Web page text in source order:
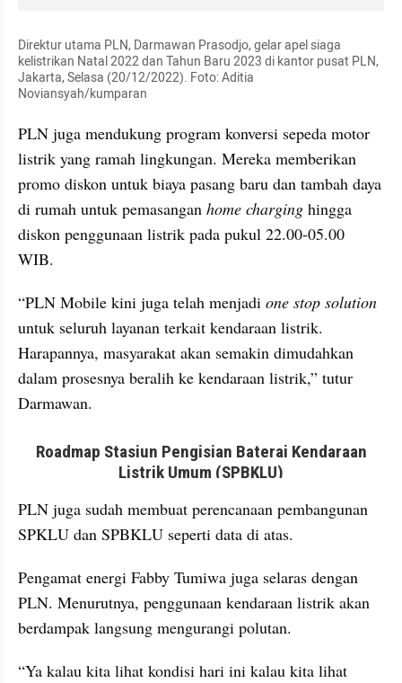
Direktur utama PLN, Darmawan Prasodjo, gelar apel siaga
kelistrikan Natal 2022 dan Tahun Baru 2023 di kantor pusat PLN,
Jakarta, Selasa (20/12/2022). Foto: Aditia
Noviansyah/kumparan
PLN juga mendukung program konversi sepeda motor
listrik yang ramah lingkungan. Mereka memberikan
promo diskon untuk biaya pasang baru dan tambah daya
di rumah untuk pemasangan home charging hingga
diskon penggunaan listrik pada pukul 22.00-05.00
WIB.
“PLN Mobile kini juga telah menjadi one stop solution
untuk seluruh layanan terkait kendaraan listrik.
Harapannya, masyarakat akan semakin dimudahkan
dalam prosesnya beralih ke kendaraan listrik,” tutur
Darmawan.
embed from external kumparan
PLN juga sudah membuat perencanaan pembangunan
SPKLU dan SPBKLU seperti data di atas.
Pengamat energi Fabby Tumiwa juga selaras dengan
PLN. Menurutnya, penggunaan kendaraan listrik akan
berdampak langsung mengurangi polutan.
“Ya kalau kita lihat kondisi hari ini kalau kita lihat